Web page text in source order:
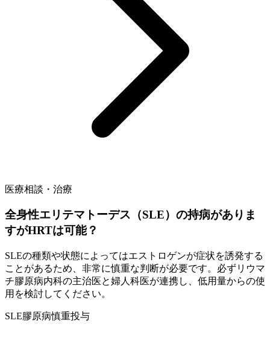
医療相談・治療
全身性エリテマトーデス（SLE）の持病がありま
すがHRTは可能？
SLEの種類や状態によってはエストロゲンが症状を誘発する
ことがあるため、非常に慎重な判断が必要です。必ずリウマ
チ膠原病内科の主治医と婦人科医が連携し、低用量からの使
用を検討してください。
SLE膠原病慎重投与